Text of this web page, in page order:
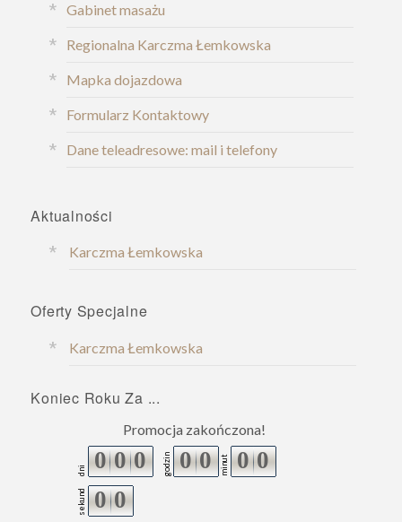
Gabinet masażu
Regionalna Karczma Łemkowska
Mapka dojazdowa
Formularz Kontaktowy
Dane teleadresowe: mail i telefony
Aktualności
Karczma Łemkowska
Oferty Specjalne
Karczma Łemkowska
Koniec Roku Za ...
Promocja zakończona!
dni 0 0 0 godzin 0 0 minut 0 0
sekund 0 0